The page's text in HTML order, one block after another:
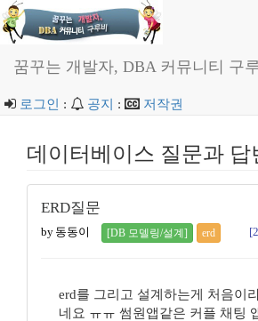
꿈꾸는 개발자, DBA 커뮤니티 구루
로그인 : 공지 : 저작권
데이터베이스 질문과 답
ERD질문
by 동동이 [DB 모델링/설계] erd
erd를 그리고 설계하는게 처음이
네요 ㅠㅠ 썸원앱같은 커플 채팅